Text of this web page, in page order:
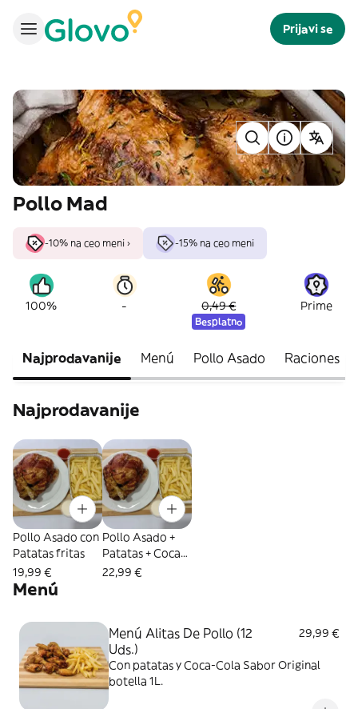
Prijavi se
Pollo Mad
-10% na ceo meni › -15% na ceo meni
100% - 0,49 €
Besplatno
Prime
Najprodavanije Menú Pollo Asado Raciones
Najprodavanije
Pollo Asado con
Patatas fritas
19,99 €
Pollo Asado +
Patatas + Coca-
Cola Sabor
22,99 €
Menú
Menú Alitas De Pollo (12
Uds.)
29,99 €
Con patatas y Coca-Cola Sabor Original
botella 1L.